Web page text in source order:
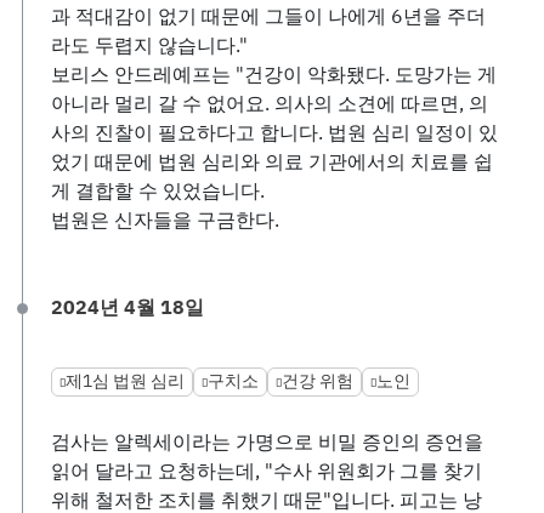
과 적대감이 없기 때문에 그들이 나에게 6년을 주더
라도 두렵지 않습니다."
보리스 안드레예프는 "건강이 악화됐다. 도망가는 게
아니라 멀리 갈 수 없어요. 의사의 소견에 따르면, 의
사의 진찰이 필요하다고 합니다. 법원 심리 일정이 있
었기 때문에 법원 심리와 의료 기관에서의 치료를 쉽
게 결합할 수 있었습니다.
법원은 신자들을 구금한다.
2024년 4월 18일
제1심 법원 심리 구치소 건강 위험 노인
검사는 알렉세이라는 가명으로 비밀 증인의 증언을
읽어 달라고 요청하는데, "수사 위원회가 그를 찾기
위해 철저한 조치를 취했기 때문"입니다. 피고는 낭